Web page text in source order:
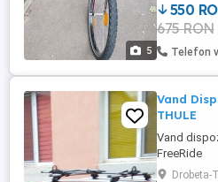
5
550
675 RON
Telefon
Vand
THULE
Vand
FreeRide
Drobeta-